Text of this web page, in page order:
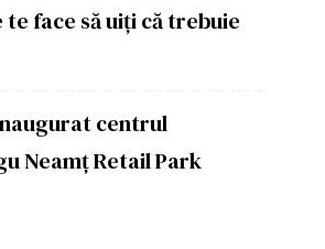
te face să uiți că trebuie
centrul
Neamț Retail Park